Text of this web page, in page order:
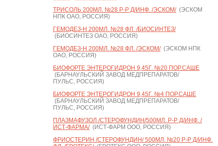
ТРИСОЛЬ 200МЛ. №28 Р-Р Д/ИНФ. /ЭСКОМ/(ЭСКОМ
НПК ОАО, РОССИЯ)
ГЕМОДЕЗ-Н 200МЛ. №28 ФЛ. /БИОСИНТЕЗ/
(БИОСИНТЕЗ ОАО, РОССИЯ)
ГЕМОДЕЗ-Н 200МЛ. №28 ФЛ. /ЭСКОМ/(ЭСКОМ НПК
ОАО, РОССИЯ)
БИОФОРТЕ ЭНТЕРОГИДРОН 9,45Г. №20 ПОР.САШЕ
(БАРНАУЛЬСКИЙ ЗАВОД МЕДПРЕПАРАТОВ/
ПУЛЬС, РОССИЯ)
БИОФОРТЕ ЭНТЕРОГИДРОН 9,45Г. №4 ПОР.САШЕ
(БАРНАУЛЬСКИЙ ЗАВОД МЕДПРЕПАРАТОВ/
ПУЛЬС, РОССИЯ)
ПЛАЗМАФУЗОЛ /СТЕРОФУНДИН/500МЛ. Р-Р Д/ИНФ. /
ИСТ-ФАРМА/(ИСТ-ФАРМ ООО, РОССИЯ)
ФРИОСТЕРИН /СТЕРОФУНДИН/ 500МЛ. №20 Р-Р Д/ИНФ.